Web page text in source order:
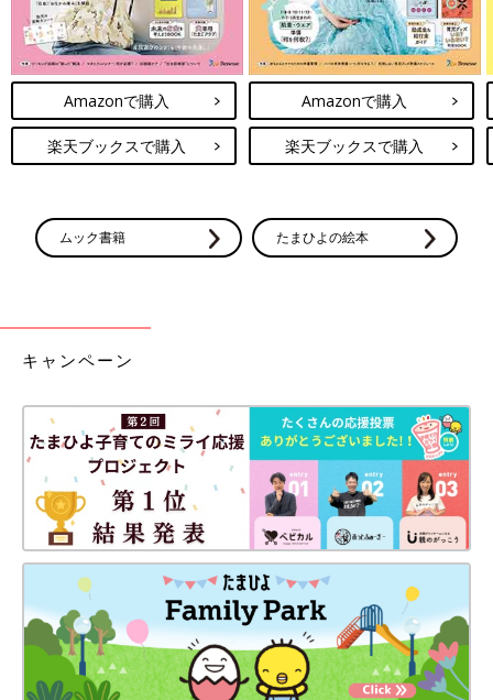
Amazonで購入
楽天ブックスで購入
Amazonで購入
楽天ブックスで購入
ムック書籍 たまひよの絵本
キャンペーン